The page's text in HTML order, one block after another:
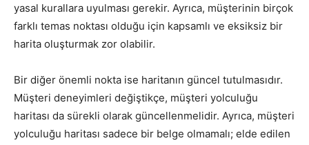
yasal kurallara uyulması gerekir. Ayrıca, müşterinin birçok
farklı temas noktası olduğu için kapsamlı ve eksiksiz bir
harita oluşturmak zor olabilir.
Bir diğer önemli nokta ise haritanın güncel tutulmasıdır.
Müşteri deneyimleri değiştikçe, müşteri yolculuğu
haritası da sürekli olarak güncellenmelidir. Ayrıca, müşteri
yolculuğu haritası sadece bir belge olmamalı; elde edilen